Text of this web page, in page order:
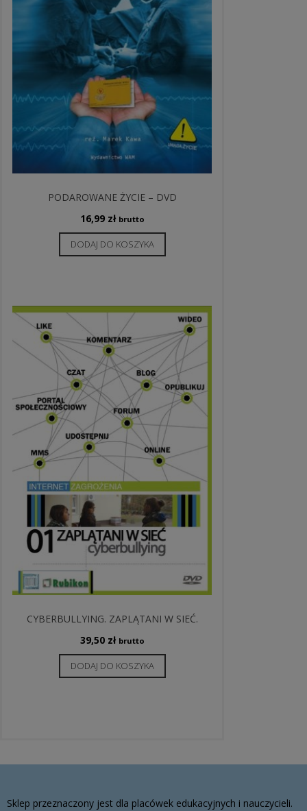
PODAROWANE ŻYCIE – DVD
16,99 zł brutto
DODAJ DO KOSZYKA
CYBERBULLYING. ZAPLĄTANI W SIEĆ.
39,50 zł brutto
DODAJ DO KOSZYKA
Sklep przeznaczony jest dla placówek edukacyjnych i nauczycieli.